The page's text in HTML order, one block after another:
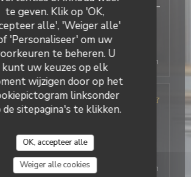
te geven. Klik op 'OK,
alle', 'Weiger alle'
'Personaliseer' om uw
te beheren. U
kunt uw keuzes op elk
wijzigen door op het
linksonder
de sitepagina's te klikken.
OK, accepteer alle
Weiger alle cookies
efficace
heeft op deze beoordeling gereageerd
! Au plaisir de vous revoir, la direction
- Gasten 2
heeft op deze beoordeling gereageerd
! Au plaisir de vous revoir, la direction